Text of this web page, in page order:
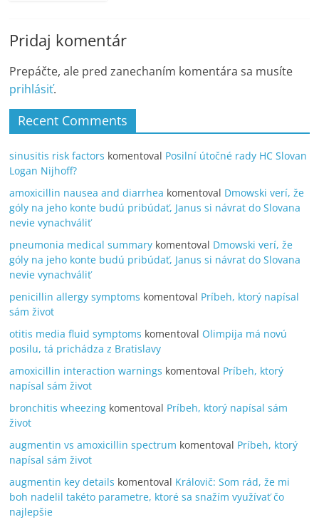
Pridaj komentár
Prepáčte, ale pred zanechaním komentára sa musíte
prihlásiť.
Recent Comments
sinusitis risk factors komentoval Posilní útočné rady HC Slovan
Logan Nijhoff?
amoxicillin nausea and diarrhea komentoval Dmowski verí, že
góly na jeho konte budú pribúdať, Janus si návrat do Slovana
nevie vynachváliť
pneumonia medical summary komentoval Dmowski verí, že
góly na jeho konte budú pribúdať, Janus si návrat do Slovana
nevie vynachváliť
penicillin allergy symptoms komentoval Príbeh, ktorý napísal
sám život
otitis media fluid symptoms komentoval Olimpija má novú
posilu, tá prichádza z Bratislavy
amoxicillin interaction warnings komentoval Príbeh, ktorý
napísal sám život
bronchitis wheezing komentoval Príbeh, ktorý napísal sám
život
augmentin vs amoxicillin spectrum komentoval Príbeh, ktorý
napísal sám život
augmentin key details komentoval Královič: Som rád, že mi
boh nadelil takéto parametre, ktoré sa snažím využívať čo
najlepšie